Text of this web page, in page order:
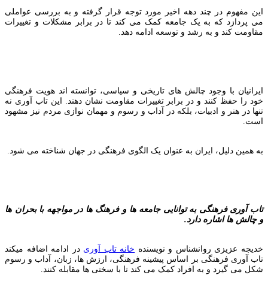
این مفهوم در چند دهه اخیر مورد توجه قرار گرفته و به بررسی عواملی
می پردازد که به یک جامعه کمک می کند تا در برابر مشکلات و تغییرات
مقاومت کند و به رشد و توسعه ادامه دهد.
ایرانیان با وجود چالش های تاریخی و سیاسی، توانسته اند هویت فرهنگی
خود را حفظ کنند و در برابر تغییرات مقاومت نشان دهند. این تاب آوری نه
تنها در هنر و ادبیات، بلکه در آداب و رسوم و مهمان نوازی مردم نیز مشهود
است.
به همین دلیل، ایران به عنوان یک الگوی فرهنگی در جهان شناخته می شود.
تاب آوری فرهنگی به توانایی جامعه ها و فرهنگ ها در مواجهه با بحران ها
و چالش ها اشاره دارد.
خدیجه عزیزی روانشناس و نویسنده خانه تاب آوری در ادامه اضافه میکند
تاب آوری فرهنگی بر اساس پیشینه فرهنگی، ارزش ها، زبان، آداب و رسوم
شکل می گیرد و به افراد کمک می کند تا با سختی ها مقابله کنند.